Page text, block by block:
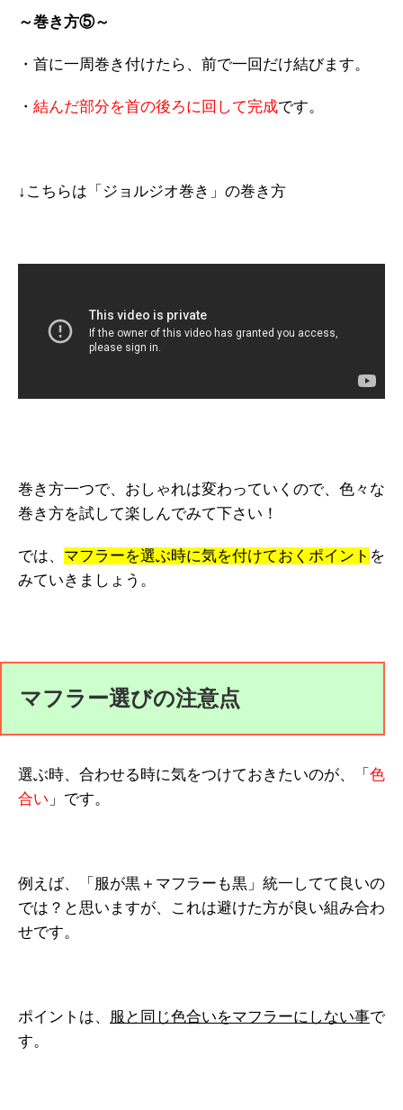
～巻き方⑤～
・首に一周巻き付けたら、前で一回だけ結びます。
・ 結んだ部分を首の後ろに回して完成です。
↓こちらは「ジョルジオ巻き」の巻き方
巻き方一つで、おしゃれは変わっていくので、色々な
巻き方を試して楽しんでみて下さい！
では、 マフラーを選ぶ時に気を付けておくポイント を
みていきましょう。
マフラー選びの注意点
選ぶ時、合わせる時に気をつけておきたいのが、「 色
合い 」です。
例えば、「服が黒＋マフラーも黒」統一してて良いの
では？と思いますが、これは避けた方が良い組み合わ
せです。
ポイントは、 服と同じ色合いをマフラーにしない事で
す。